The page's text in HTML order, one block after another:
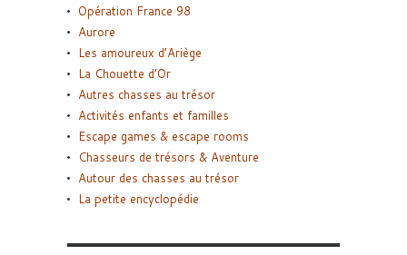
Opération France 98
Aurore
Les amoureux d’Ariège
La Chouette d’Or
Autres chasses au trésor
Activités enfants et familles
Escape games & escape rooms
Chasseurs de trésors & Aventure
Autour des chasses au trésor
La petite encyclopédie